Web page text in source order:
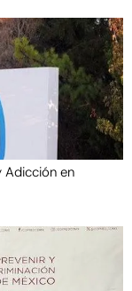
Adicción en